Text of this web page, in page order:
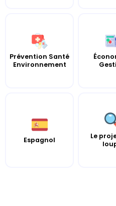
Prévention Santé
Environnement
Espagnol
Le